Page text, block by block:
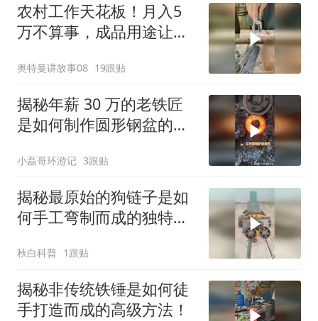
农村工作天花板！月入5
万不算事，成品用途让多
奥特曼讲故事08 19跟贴
揭秘年薪 30 万的老铁匠
是如何制作圆形钢盆的罕
小磊哥环游记 3跟贴
揭秘最原始的狗链子是如
何手工弯制而成的独特方
秋白科普 1跟贴
揭秘非传统铁锤是如何徒
手打造而成的高级方法！